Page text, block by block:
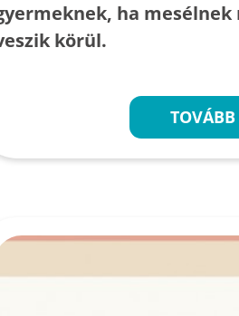
ha mesélnek
körül.
TOVÁBB